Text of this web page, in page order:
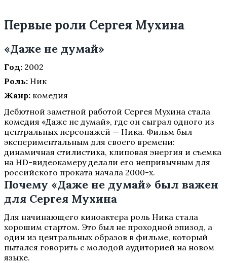
Первые роли Сергея Мухина
«Даже не думай»
Год: 2002
Роль: Ник
Жанр: комедия
Дебютной заметной работой Сергея Мухина стала
комедия «Даже не думай», где он сыграл одного из
центральных персонажей — Ника. Фильм был
экспериментальным для своего времени:
динамичная стилистика, клиповая энергия и съемка
на HD-видеокамеру делали его непривычным для
российского проката начала 2000-х.
Почему «Даже не думай» был важен
для Сергея Мухина
Для начинающего киноактера роль Ника стала
хорошим стартом. Это был не проходной эпизод, а
один из центральных образов в фильме, который
пытался говорить с молодой аудиторией на новом
языке.